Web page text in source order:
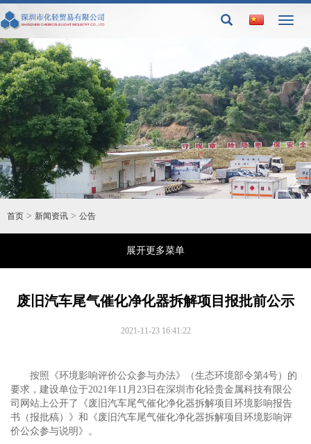
首页 > 新闻资讯 > 公告
展开更多菜单
废旧汽车尾气催化净化器拆解项目报批前公示
2021-11-23 16:41:22
按照《环境影响评价公众参与办法》（生态环境部令第4号）的
要求，建设单位于2021年11月23日在深圳市化轻贵金属科技有限公
司网站上公开了《废旧汽车尾气催化净化器拆解项目环境影响报告
书（报批稿）》和《废旧汽车尾气催化净化器拆解项目环境影响评
价公众参与说明》。